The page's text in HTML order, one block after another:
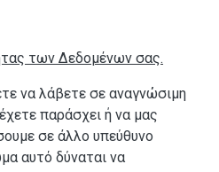
των Δεδομένων σας.
να λάβετε σε αναγνώσιμη
παράσχει ή να μας
σε άλλο υπεύθυνο
αυτό δύναται να